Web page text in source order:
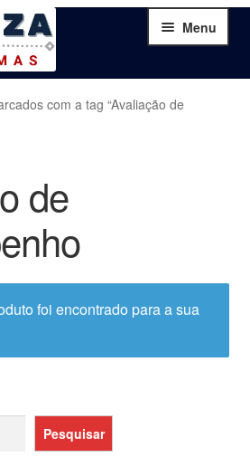
Menu
com a tag “Avaliação de
de
foi encontrado para a sua
Pesquisar